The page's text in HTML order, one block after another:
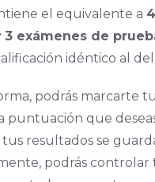
el equivalente a
3 exámenes de
idéntico al
podrás marcarte
puntuación que
resultados se
podrás